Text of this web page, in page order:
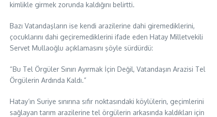
kimlikle girmek zorunda kaldığını belirtti.
Bazı Vatandaşların ise kendi arazilerine dahi giremediklerini,
çocuklarını dahi geçiremediklerini ifade eden Hatay Milletvekili
Servet Mullaoğlu açıklamasını şöyle sürdürdü:
“Bu Tel Örgüler Sınırı Ayırmak İçin Değil, Vatandaşın Arazisi Tel
Örgülerin Ardında Kaldı.”
Hatay’ın Suriye sınırına sıfır noktasındaki köylülerin, geçimlerini
sağlayan tarım arazilerine tel örgülerin arkasında kaldıkları için